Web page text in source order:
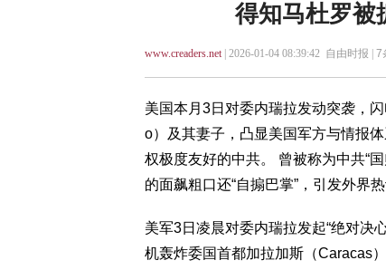
得知马杜罗被
www.creaders.net| 2026-01-04 08:39:42 自由时报 | 7
美国本月3日对委内瑞拉发动突袭，
o）及其妻子，凸显美国军方与情报
权极度友好的中共。 曾被称为中共“
的面飙粗口还“自搧巴掌”，引发外界热
美军3日凌晨对委内瑞拉发起“绝对决
机轰炸委国首都加拉加斯（Caracas